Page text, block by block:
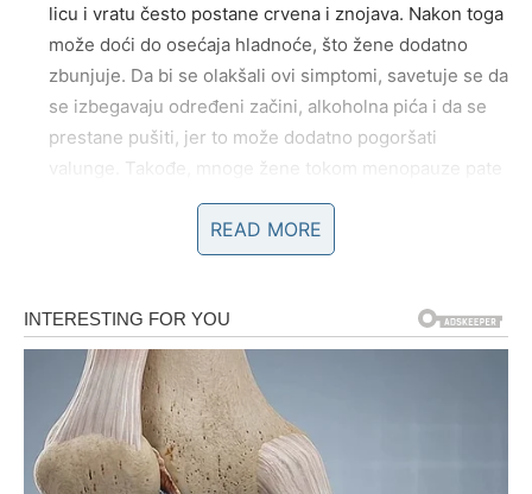
licu i vratu često postane crvena i znojava. Nakon toga
može doći do osećaja hladnoće, što žene dodatno
zbunjuje. Da bi se olakšali ovi simptomi, savetuje se da
se izbegavaju određeni začini, alkoholna pića i da se
prestane pušiti, jer to može dodatno pogoršati
valunge. Takođe, mnoge žene tokom menopauze pate
poremećaja spavanja, što samo pojačava
emocionalnu nestabilnost.
mentalno zdravlje žena. S godinama se mogu primetiti
problemi sa pamćenjemili koncentracijom. Iako ovo
može biti uzrokovano hormonskim fluktuacijama, važno je
obratiti pažnju na ove promene i, ako je potrebno,
potražiti savet stručnjaka. Takođe, žene u menopauzi
postaju emocionalno osetljivije, a fluktuacije hormona
READ MORE